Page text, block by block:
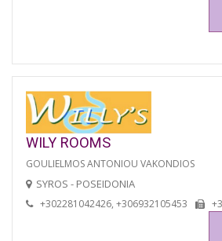
WILY ROOMS
GOULIELMOS ANTONIOU VAKONDIOS
SYROS - POSEIDONIA
+302281042426, +306932105453